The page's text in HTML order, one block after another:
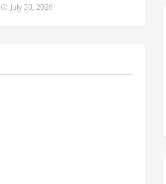
July 30, 2026